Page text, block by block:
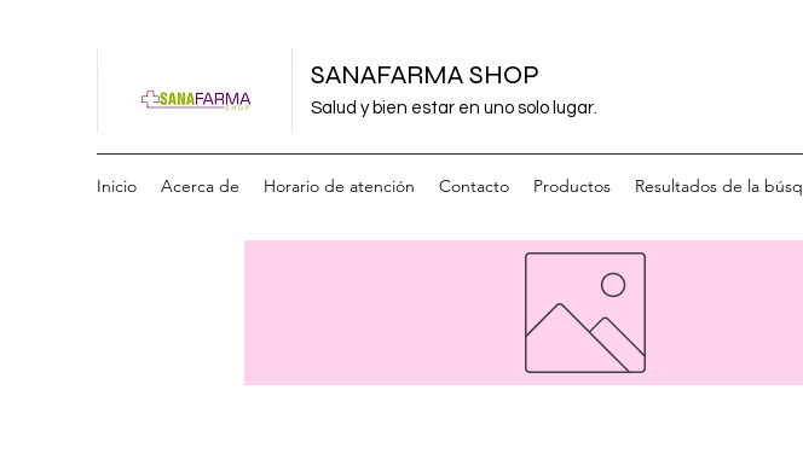
SANAFARMA SHOP
Salud y bien estar en uno solo lugar.
Inicio Acerca de Horario de atención Contacto Productos Resultados de la